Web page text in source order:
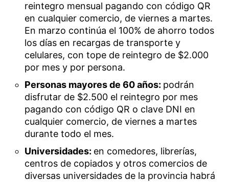
reintegro mensual pagando con código QR
en cualquier comercio, de viernes a martes.
En marzo continúa el 100% de ahorro todos
los días en recargas de transporte y
celulares, con tope de reintegro de $2.000
por mes y por persona.
Personas mayores de 60 años: podrán
disfrutar de $2.500 el reintegro por mes
pagando con código QR o clave DNI en
cualquier comercio, de viernes a martes
durante todo el mes.
Universidades: en comedores, librerías,
centros de copiados y otros comercios de
diversas universidades de la provincia habrá